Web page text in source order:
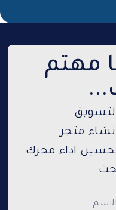
مهتم
متجر
اداء محرك